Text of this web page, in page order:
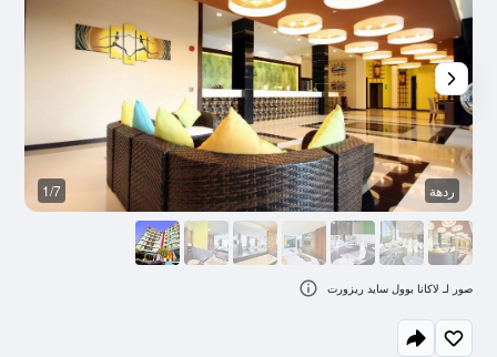
ردهة 1/7
صور لـ لاكانا بوول سايد ريزورت